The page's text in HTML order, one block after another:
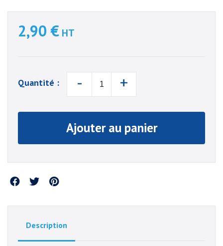
2,90 € HT
Quantité : - +
Ajouter au panier
Partager
Description